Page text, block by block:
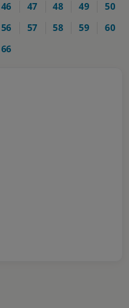
46 47 48 49
50
56 57 58 59
60
66